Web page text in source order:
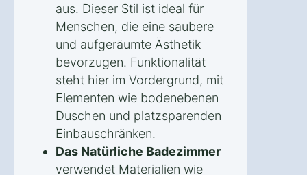
aus. Dieser Stil ist ideal für
Menschen, die eine saubere
und aufgeräumte Ästhetik
bevorzugen. Funktionalität
steht hier im Vordergrund, mit
Elementen wie bodenebenen
Duschen und platzsparenden
Einbauschränken.
Das Natürliche Badezimmer
verwendet Materialien wie